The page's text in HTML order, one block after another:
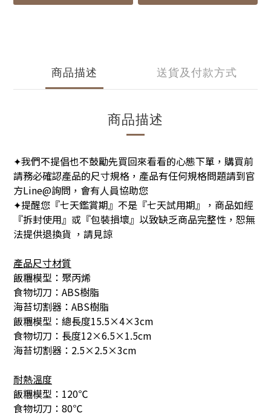
商品描述 送貨及付款方式
商品描述
✦我們不提倡也不鼓勵先買回來看看的心態下單，購買前
請務必確認產品的尺寸規格，產品有任何規格問題請到官
方Line@詢問，會有人員協助您
✦提醒您『七天鑑賞期』不是『七天試用期』，商品如經
『拆封使用』或『包裝損壞』以致缺乏商品完整性，恕無
法提供退換貨 ，請見諒
產品尺寸材質
飯糰模型：聚丙烯
食物切刀：ABS樹脂
海苔切割器：ABS樹脂
飯糰模型：總長度15.5×4×3cm
食物切刀：長度12×6.5×1.5cm
海苔切割器：2.5×2.5×3cm
耐熱溫度
飯糰模型：120℃
食物切刀：80℃